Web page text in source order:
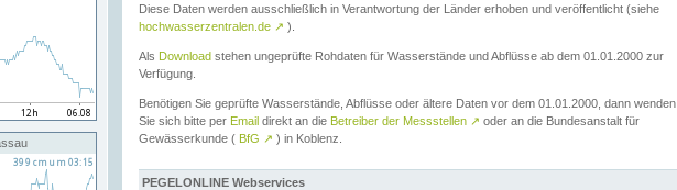
Diese Daten werden ausschließlich in Verantwortung der Länder erhoben und veröffentlicht (siehe
hochwasserzentralen.de ↗ ).
Als Download stehen ungeprüfte Rohdaten für Wasserstände und Abflüsse ab dem 01.01.2000 zur
Verfügung.
Benötigen Sie geprüfte Wasserstände, Abflüsse oder ältere Daten vor dem 01.01.2000, dann wenden
Sie sich bitte per Email direkt an die Betreiber der Messstellen ↗ oder an die Bundesanstalt für
Gewässerkunde ( BfG ↗ ) in Koblenz.
PEGELONLINE Webservices